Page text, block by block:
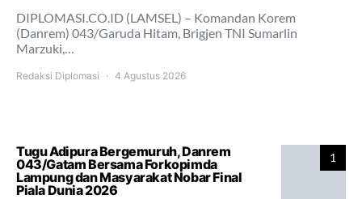
DIPLOMASI.CO.ID (LAMSEL) – Komandan Korem
(Danrem) 043/Garuda Hitam, Brigjen TNI Sumarlin
Marzuki,…
Redaksi Diplomasi 4 Agustus 2026
1
Tugu Adipura Bergemuruh, Danrem
043/Gatam Bersama Forkopimda
Lampung dan Masyarakat Nobar Final
Piala Dunia 2026